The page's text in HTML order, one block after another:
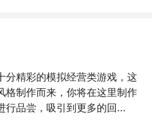
分精彩的模拟经营类游戏，这
格制作而来，你将在这里制作
行品尝，吸引到更多的回...